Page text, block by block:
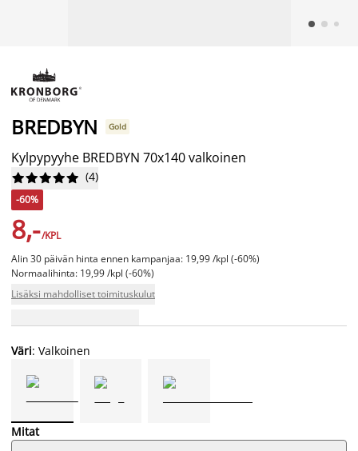
BREDBYN Gold
Kylpypyyhe BREDBYN 70x140 valkoinen





 (4)
-60%
8,-/KPL
Alin 30 päivän hinta ennen kampanjaa: 19,99 /kpl (-60%)
Normaalihinta: 19,99 /kpl (-60%)
Lisäksi mahdolliset toimituskulut
Väri: Valkoinen
Mitat